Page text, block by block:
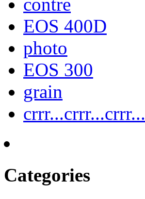
contre
EOS 400D
photo
EOS 300
grain
crrr...crrr...crrr...
Categories